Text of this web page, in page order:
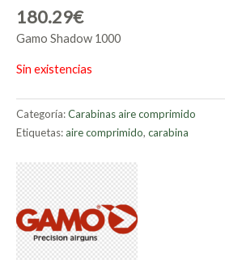
180.29€
Gamo Shadow 1000
Sin existencias
Categoría:Carabinas aire comprimido
Etiquetas:aire comprimido, carabina